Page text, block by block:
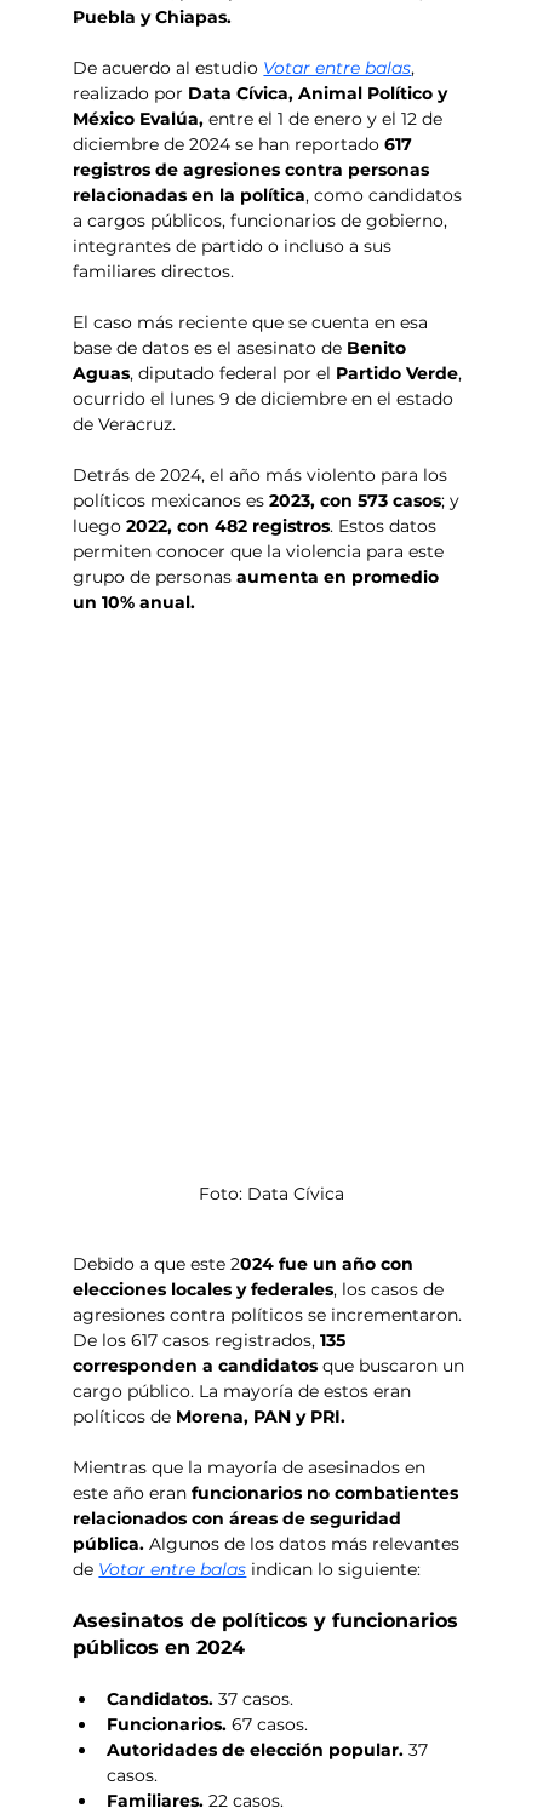
Puebla y Chiapas.
De acuerdo al estudio Votar entre balas,
realizado por Data Cívica, Animal Político y
México Evalúa, entre el 1 de enero y el 12 de
diciembre de 2024 se han reportado 617
registros de agresiones contra personas
relacionadas en la política, como candidatos
a cargos públicos, funcionarios de gobierno,
integrantes de partido o incluso a sus
familiares directos.
El caso más reciente que se cuenta en esa
base de datos es el asesinato de Benito
Aguas, diputado federal por el Partido Verde,
ocurrido el lunes 9 de diciembre en el estado
de Veracruz.
Detrás de 2024, el año más violento para los
políticos mexicanos es 2023, con 573 casos; y
luego 2022, con 482 registros. Estos datos
permiten conocer que la violencia para este
grupo de personas aumenta en promedio
un 10% anual.
Foto: Data Cívica
Debido a que este 2024 fue un año con
elecciones locales y federales, los casos de
agresiones contra políticos se incrementaron.
De los 617 casos registrados, 135
corresponden a candidatos que buscaron un
cargo público. La mayoría de estos eran
políticos de Morena, PAN y PRI.
Mientras que la mayoría de asesinados en
este año eran funcionarios no combatientes
relacionados con áreas de seguridad
pública. Algunos de los datos más relevantes
de Votar entre balas indican lo siguiente:
Asesinatos de políticos y funcionarios
públicos en 2024
Candidatos. 37 casos.
Funcionarios. 67 casos.
Autoridades de elección popular. 37
casos.
Familiares. 22 casos.